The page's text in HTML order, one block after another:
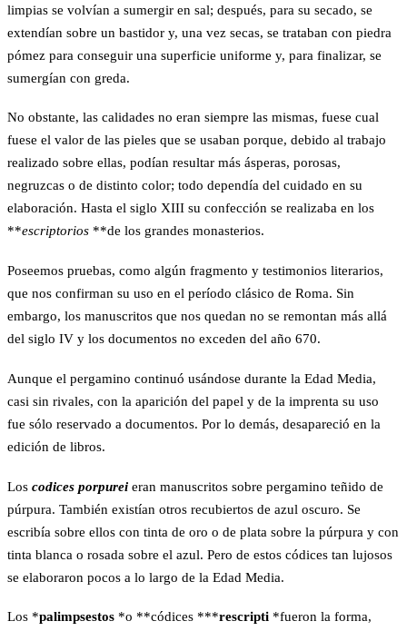
limpias se volvían a sumergir en sal; después, para su secado, se
extendían sobre un bastidor y, una vez secas, se trataban con piedra
pómez para conseguir una superficie uniforme y, para finalizar, se
sumergían con greda.
No obstante, las calidades no eran siempre las mismas, fuese cual
fuese el valor de las pieles que se usaban porque, debido al trabajo
realizado sobre ellas, podían resultar más ásperas, porosas,
negruzcas o de distinto color; todo dependía del cuidado en su
elaboración. Hasta el siglo XIII su confección se realizaba en los
**escriptorios **de los grandes monasterios.
Poseemos pruebas, como algún fragmento y testimonios literarios,
que nos confirman su uso en el período clásico de Roma. Sin
embargo, los manuscritos que nos quedan no se remontan más allá
del siglo IV y los documentos no exceden del año 670.
Aunque el pergamino continuó usándose durante la Edad Media,
casi sin rivales, con la aparición del papel y de la imprenta su uso
fue sólo reservado a documentos. Por lo demás, desapareció en la
edición de libros.
Los codices porpurei eran manuscritos sobre pergamino teñido de
púrpura. También existían otros recubiertos de azul oscuro. Se
escribía sobre ellos con tinta de oro o de plata sobre la púrpura y con
tinta blanca o rosada sobre el azul. Pero de estos códices tan lujosos
se elaboraron pocos a lo largo de la Edad Media.
Los *palimpsestos *o **códices ***rescripti *fueron la forma,